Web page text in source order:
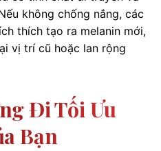
không chống nắng, các
thích tạo ra melanin mới,
vị trí cũ hoặc lan rộng
Đi Tối Ưu
Bạn